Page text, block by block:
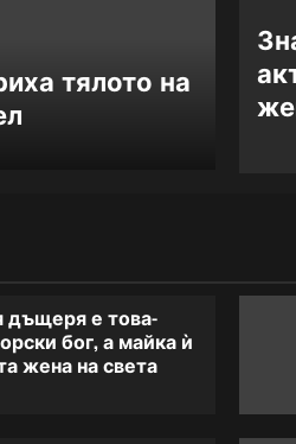
важна
тялото на
дъщеря е това-
бог, а майка ѝ
жена на света